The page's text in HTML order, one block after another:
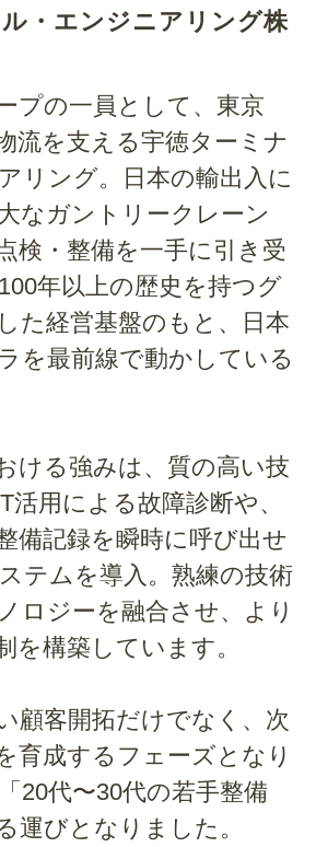
ル・エンジニアリング株
プの一員として、東京
流を支える宇徳ターミナ
リング。日本の輸出入に
なガントリークレーン
検・整備を一手に引き受
年以上の歴史を持つグ
た経営基盤のもと、日本
を最前線で動かしている
ける強みは、質の高い技
活用による故障診断や、
備記録を瞬時に呼び出せ
テムを導入。熟練の技術
ロジーを融合させ、より
を構築しています。
顧客開拓だけでなく、次
育成するフェーズとなり
20代〜30代の若手整備
運びとなりました。